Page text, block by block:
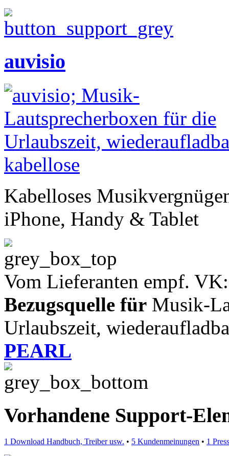
auvisio
Kabelloses
iPhone, Handy & Tablet
Vom Lieferanten empf.
Bezugsquelle für Musik-
Urlaubszeit,
PEARL
Vorhandene Support-
1 Download Handbuch, Treiber usw. • 5 Kundenmeinungen • 1